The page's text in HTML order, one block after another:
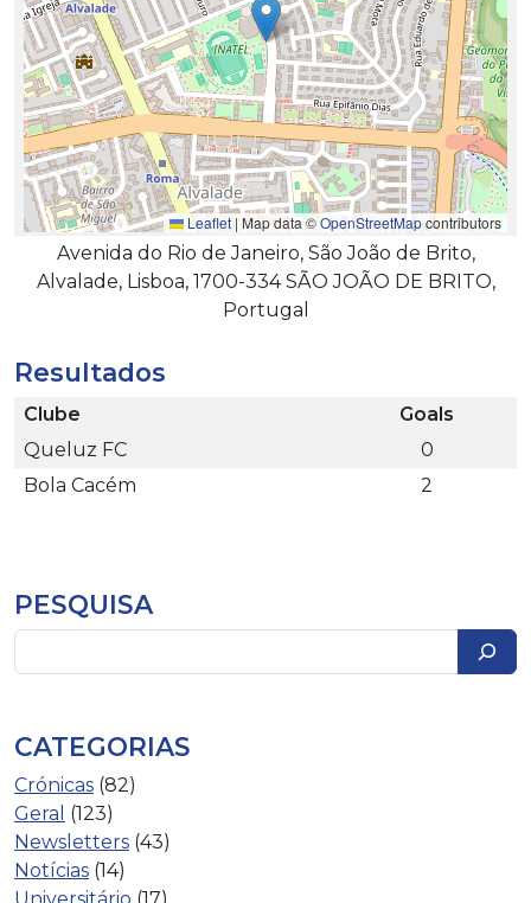
Leaflet | Map data ©OpenStreetMapcontributors
Avenida do Rio de Janeiro, São João de Brito,
Alvalade, Lisboa, 1700-334 SÃO JOÃO DE BRITO,
Portugal
Resultados
Clube
Goals
Queluz FC
0
Bola Cacém
2
PESQUISA
CATEGORIAS
Crónicas (82)
Geral (123)
Newsletters (43)
Notícias (14)